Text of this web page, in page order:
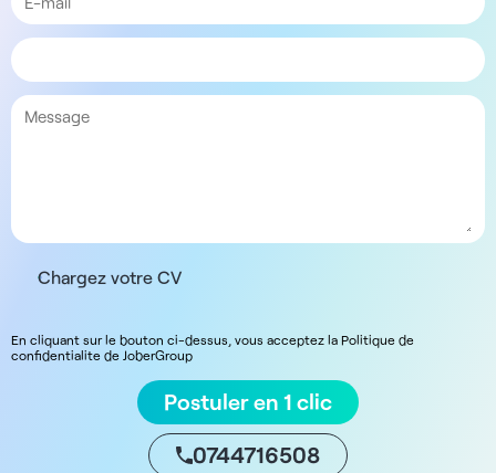
Chargez votre CV
En cliquant sur le bouton ci-dessus, vous acceptez la Politique de
confidentialite de JoberGroup
Postuler en 1 clic
0744716508